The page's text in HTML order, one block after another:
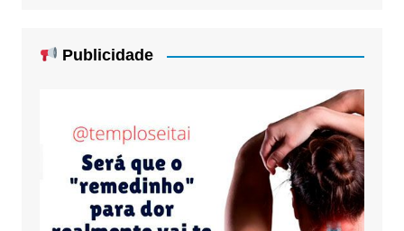
Publicidade